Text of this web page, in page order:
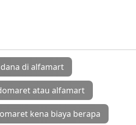
di alfamart
atau alfamart
kena biaya berapa